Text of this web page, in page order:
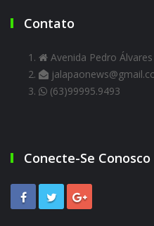
Contato
Avenida Pedro
(63)99995.9493
Conecte-Se Conosco